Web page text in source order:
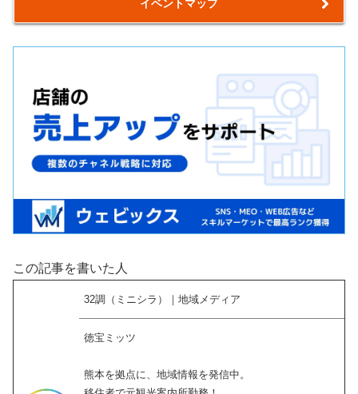
イベントマップ
この記事を書いた人
32調（ミニシラ）｜地域メディア
徳宝ミッツ
熊本を拠点に、地域情報を発信中。